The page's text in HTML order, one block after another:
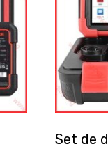
Set de